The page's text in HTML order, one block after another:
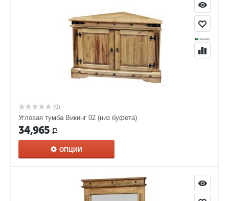
(0)
Угловая тумба Викинг 02 (низ буфета)
34,965 Р
ОПЦИИ